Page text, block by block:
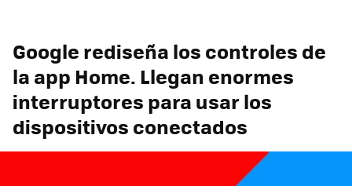
Google rediseña los controles de
la app Home. Llegan enormes
interruptores para usar los
dispositivos conectados